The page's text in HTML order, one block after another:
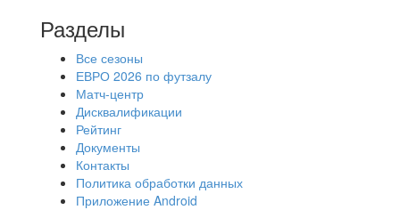
Разделы
Все сезоны
ЕВРО 2026 по футзалу
Матч-центр
Дисквалификации
Рейтинг
Документы
Контакты
Политика обработки данных
Приложение Android